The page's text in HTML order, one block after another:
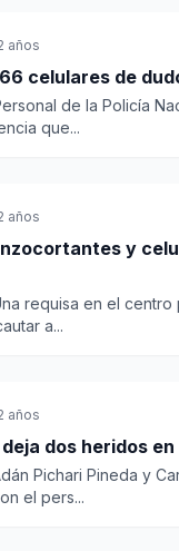
años
celulares de
de la Policía
que...
años
y
requisa en el
a...
años
dos heridos
Pichari Pineda y
el pers...